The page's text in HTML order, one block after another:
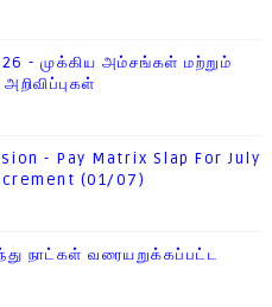
- முக்கிய அம்சங்கள் மற்றும்
- Pay Matrix Slap For July
(01/07)
நாட்கள் வரையறுக்கப்பட்ட